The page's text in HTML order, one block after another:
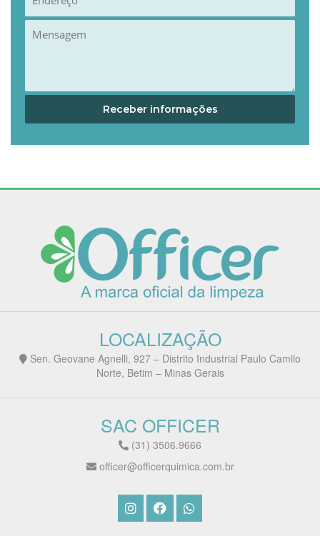
LOCALIZAÇÃO
Sen. Geovane Agnelli, 927 – Distrito Industrial Paulo Camilo
Norte, Betim – Minas Gerais
SAC OFFICER
(31) 3506.9666
officer@officerquimica.com.br